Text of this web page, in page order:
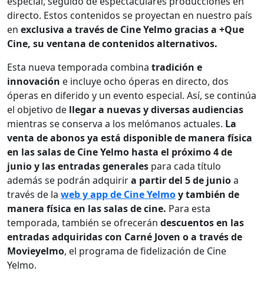
directo. Estos contenidos se proyectan en nuestro país
en exclusiva a través de Cine Yelmo gracias a +Que
Cine, su ventana de contenidos alternativos.
Esta nueva temporada combina tradición e
innovación e incluye ocho óperas en directo, dos
óperas en diferido y un evento especial. Así, se continúa
el objetivo de llegar a nuevas y diversas audiencias
mientras se conserva a los melómanos actuales. La
venta de abonos ya está disponible de manera física
en las salas de Cine Yelmo hasta el próximo 4 de
junio y las entradas generales para cada título
además se podrán adquirira partir del 5 de junioa
través de la web y app de Cine Yelmoy también de
manera física en las salas de cine. Para esta
temporada, también se ofrecerán descuentos en las
entradas adquiridas con Carné Joven o a través de
Movieyelmo, el programa de fidelización de Cine
Yelmo.